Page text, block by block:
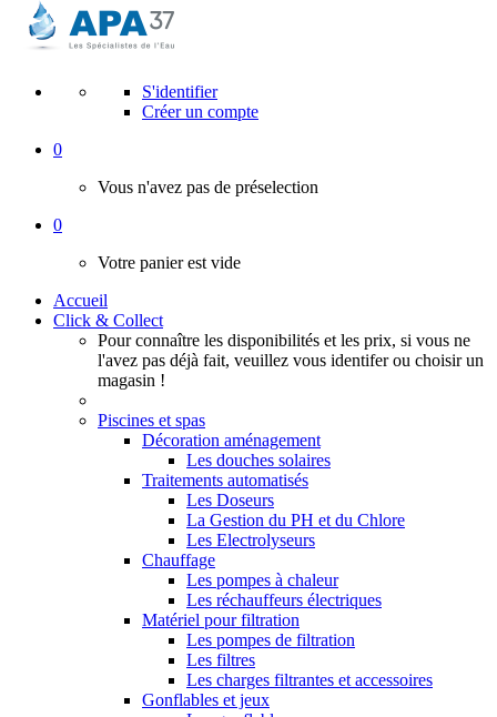
S'identifier
Créer un compte
0
Vous n'avez pas de préselection
0
Votre panier est vide
Accueil
Click & Collect
Pour connaître les disponibilités et les prix, si vous ne
l'avez pas déjà fait, veuillez vous identifer ou choisir un
magasin !
Piscines et spas
Décoration aménagement
Les douches solaires
Traitements automatisés
Les Doseurs
La Gestion du PH et du Chlore
Les Electrolyseurs
Chauffage
Les pompes à chaleur
Les réchauffeurs électriques
Matériel pour filtration
Les pompes de filtration
Les filtres
Les charges filtrantes et accessoires
Gonflables et jeux